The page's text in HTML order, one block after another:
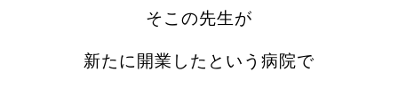
そこの先生が
新たに開業したという病院で